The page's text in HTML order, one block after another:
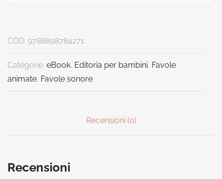
COD: 9788898784271
Categorie: eBook, Editoria per bambini, Favole
animate, Favole sonore
Recensioni (0)
Recensioni